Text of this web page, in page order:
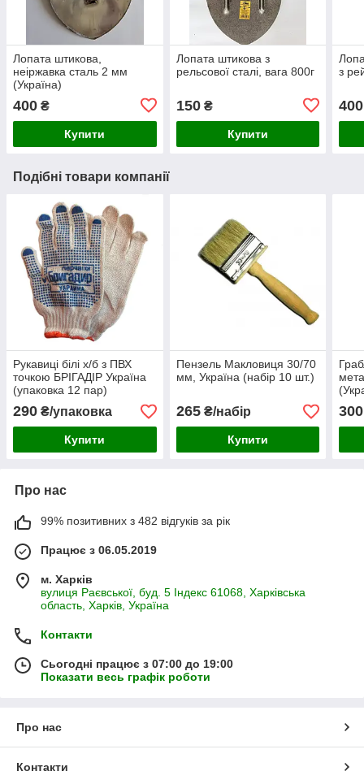
Лопата штикова,
неіржавка сталь 2 мм
(Україна)
400 ₴
Купити
Лопата штикова з
рельсової сталі, вага 800г
150₴
Купити
з
400
Подібні товари компанії
Рукавиці білі х/б з ПВХ
точкою БРІГАДІР Україна
(упаковка 12 пар)
290 ₴/упаковка
Купити
Пензель Макловиця 30/70
мм, Україна (набір 10 шт.)
265₴/набір
Купити
300
Про нас
99% позитивних з 482 відгуків за рік
Працює з 06.05.2019
м. Харків
вулиця Раєвської, буд. 5 Індекс 61068, Харківська
область, Харків, Україна
Контакти
Сьогодні працює з 07:00 до 19:00
Показати весь графік роботи
Про нас
Контакти